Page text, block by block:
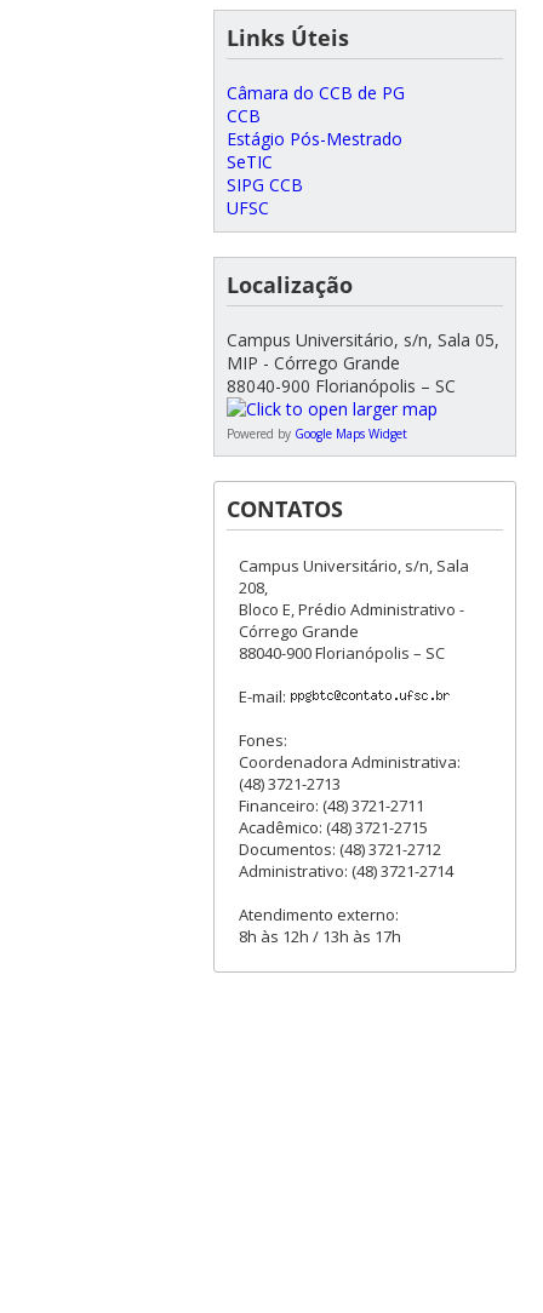
Links Úteis
Câmara do CCB de PG
CCB
Estágio Pós-Mestrado
SeTIC
SIPG CCB
UFSC
Localização
Campus Universitário, s/n, Sala 05,
MIP - Córrego Grande
88040-900 Florianópolis – SC
Powered by Google Maps Widget
CONTATOS
Campus Universitário, s/n, Sala
208,
Bloco E, Prédio Administrativo -
Córrego Grande
88040-900 Florianópolis – SC
E-mail:
Fones:
Coordenadora Administrativa:
(48) 3721-2713
Financeiro: (48) 3721-2711
Acadêmico: (48) 3721-2715
Documentos: (48) 3721-2712
Administrativo: (48) 3721-2714
Atendimento externo:
8h às 12h / 13h às 17h